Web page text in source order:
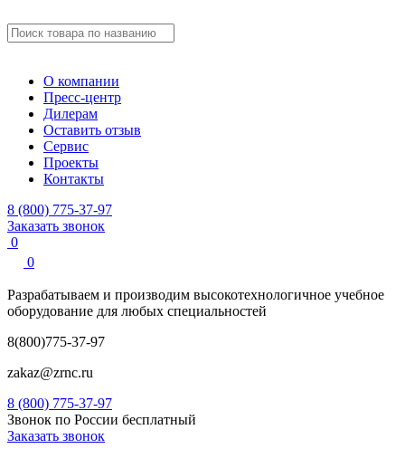
О компании
Пресс-центр
Дилерам
Оставить отзыв
Сервис
Проекты
Контакты
8 (800) 775-37-97
Заказать звонок
0
0
Разрабатываем и производим высокотехнологичное учебное
оборудование для любых специальностей
8(800)775-37-97
zakaz@zrnc.ru
8 (800) 775-37-97
Звонок по России бесплатный
Заказать звонок